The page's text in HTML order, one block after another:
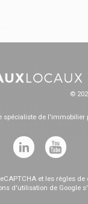
©
spécialiste de l'immobilier
et les règles de
d'utilisation de Google